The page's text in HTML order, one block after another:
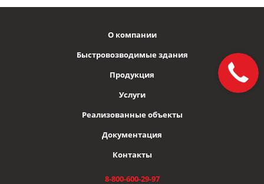
О компании
Быстровозводимые здания
Продукция
Услуги
Реализованные объекты
Документация
Контакты
8-800-600-29-97